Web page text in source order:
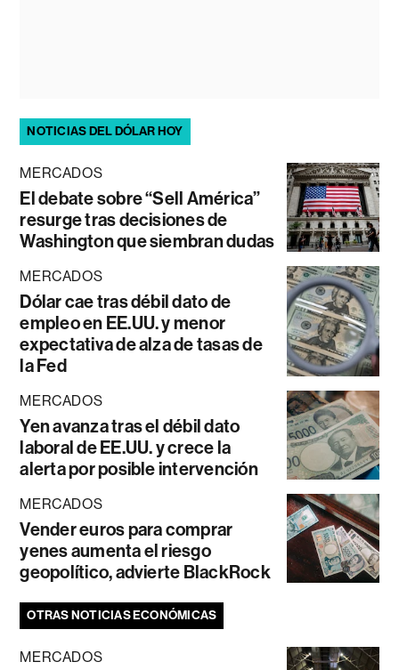
NOTICIAS DEL DÓLAR HOY
MERCADOS
El debate sobre “Sell América”
resurge tras decisiones de
Washington que siembran dudas
MERCADOS
Dólar cae tras débil dato de
empleo en EE.UU. y menor
expectativa de alza de tasas de
la Fed
MERCADOS
Yen avanza tras el débil dato
laboral de EE.UU. y crece la
alerta por posible intervención
MERCADOS
Vender euros para comprar
yenes aumenta el riesgo
geopolítico, advierte BlackRock
OTRAS NOTICIAS ECONÓMICAS
MERCADOS